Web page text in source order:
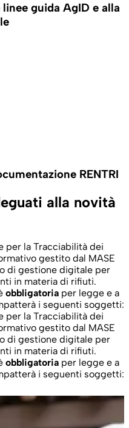
guida AgID e alla
RENTRI
alla novità
per la Tracciabilità dei
gestito dal MASE
di gestione digitale per
in materia di rifiuti.
obbligatoria per legge e a
i seguenti soggetti:
per la Tracciabilità dei
gestito dal MASE
di gestione digitale per
in materia di rifiuti.
obbligatoria per legge e a
i seguenti soggetti: